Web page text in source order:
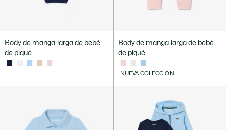
Body de manga larga de bebé
de piqué
Body de manga larga de bebé
de piqué
NUEVA COLECCIÓN